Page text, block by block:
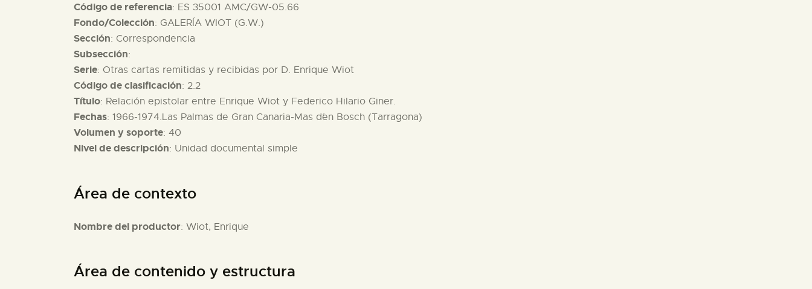
Código de referencia: ES 35001 AMC/GW-05.66
Fondo/Colección: GALERÍA WIOT (G.W.)
Sección: Correspondencia
Subsección:
Serie: Otras cartas remitidas y recibidas por D. Enrique Wiot
Código de clasificación: 2.2
Título: Relación epistolar entre Enrique Wiot y Federico Hilario Giner.
Fechas: 1966-1974.Las Palmas de Gran Canaria-Mas d´en Bosch (Tarragona)
Volumen y soporte: 40
Nivel de descripción: Unidad documental simple
Área de contexto
Nombre del productor: Wiot, Enrique
Área de contenido y estructura